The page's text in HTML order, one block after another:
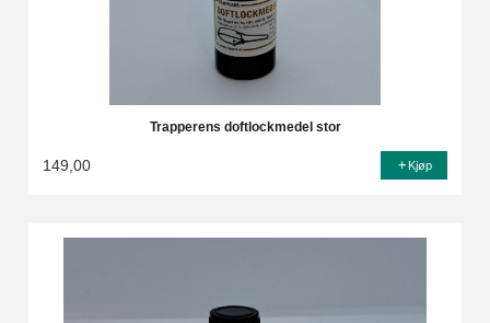
Trapperens doftlockmedel stor
149,00 Kjøp